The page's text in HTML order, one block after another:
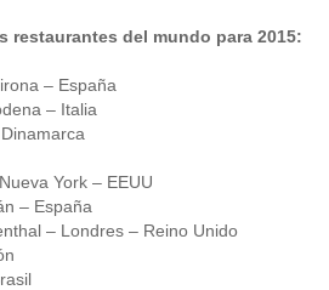
restaurantes del mundo para 2015:
– España
– Italia
York – EEUU
– España
– Londres – Reino Unido